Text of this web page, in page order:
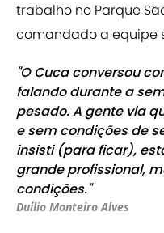
trabalho no Parque
comandado a equipe
"O Cuca conversou
falando durante a
pesado. A gente via
e sem condições de
insisti (para ficar),
grande profissional,
condições."
Duílio Monteiro Alves